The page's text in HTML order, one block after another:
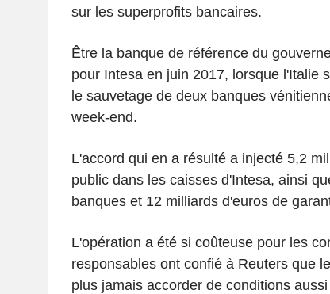
sur les superprofits bancaires.
Être la banque de référence du
pour Intesa en juin 2017, lorsque l'Italie
le sauvetage de deux banques
week-end.
L'accord qui en a résulté a injecté 5,2
public dans les caisses d'Intesa, ainsi
banques et 12 milliards d'euros de
L'opération a été si coûteuse pour les
responsables ont confié à Reuters que
plus jamais accorder de conditions